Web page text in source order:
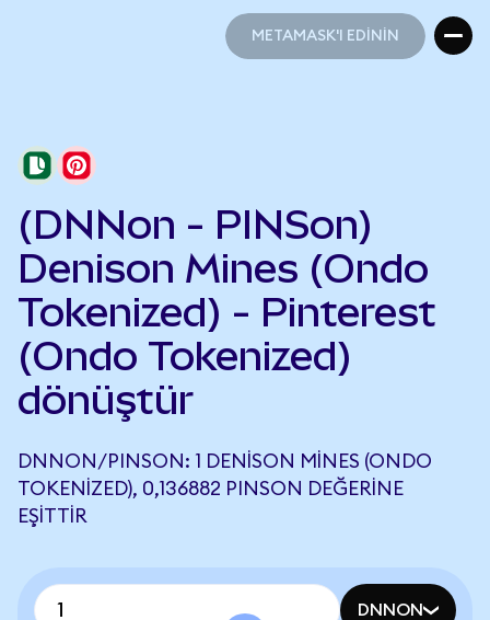
METAMASK'I EDİNİN
(DNNon - PINSon)
Denison Mines (Ondo
Tokenized) - Pinterest
(Ondo Tokenized)
dönüştür
DNNON/PINSON: 1 DENISON MINES (ONDO
TOKENIZED), 0,136882 PINSON DEĞERINE
EŞITTIR
DNNON